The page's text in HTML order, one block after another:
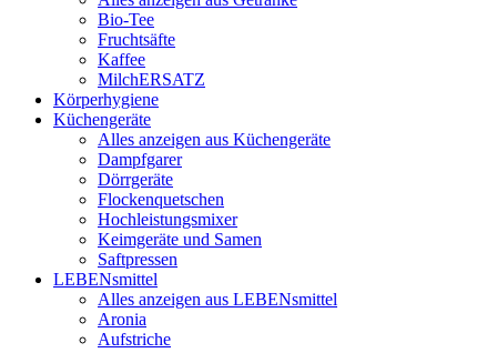
Bio-Tee
Fruchtsäfte
Kaffee
MilchERSATZ
Körperhygiene
Küchengeräte
Alles anzeigen aus Küchengeräte
Dampfgarer
Dörrgeräte
Flockenquetschen
Hochleistungsmixer
Keimgeräte und Samen
Saftpressen
LEBENsmittel
Alles anzeigen aus LEBENsmittel
Aronia
Aufstriche